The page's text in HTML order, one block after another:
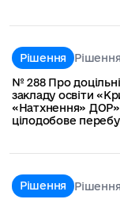
Рішення
№ 288 Про
закладу освіти
«Натхнення» ДОР»
цілодобове
Рішення